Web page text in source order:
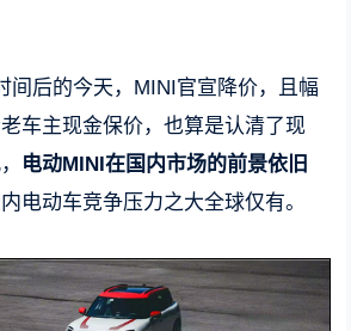
间后的今天，MINI官宣降价，且幅
车主现金保价，也算是认清了现
电动MINI在国内市场的前景依旧
电动车竞争压力之大全球仅有。